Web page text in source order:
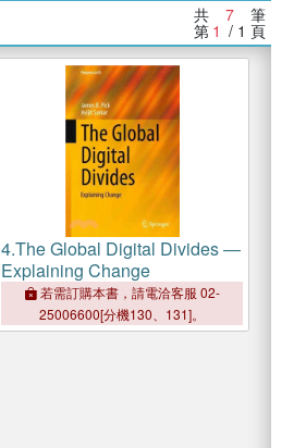
共 7 筆
第 1 / 1 頁
4.The Global Digital Divides ―
Explaining Change
若需訂購本書，請電洽客服 02-
25006600[分機130、131]。